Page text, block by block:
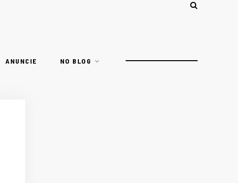
ANUNCIE NO BLOG